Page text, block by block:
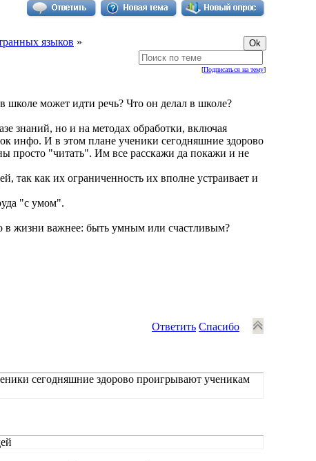
языков »
[Подписаться на тему]
школе может идти речь? Что он делал в школе?
знаний, но и на методах обработки, включая
инфо. И в этом плане ученики сегодняшние здорово
просто "читать". Им все расскажи да покажи и не
так как их ограниченность их вполне устраивает и
"с умом".
в жизни важнее: быть умным или счастливым?
Ответить Спасибо
сегодняшние здорово проигрывают ученикам